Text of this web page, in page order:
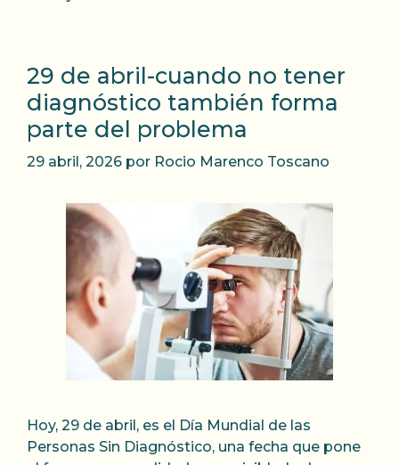
29 de abril-cuando no tener
diagnóstico también forma
parte del problema
29 abril, 2026 por Rocio Marenco Toscano
Hoy, 29 de abril, es el Día Mundial de las
Personas Sin Diagnóstico, una fecha que pone